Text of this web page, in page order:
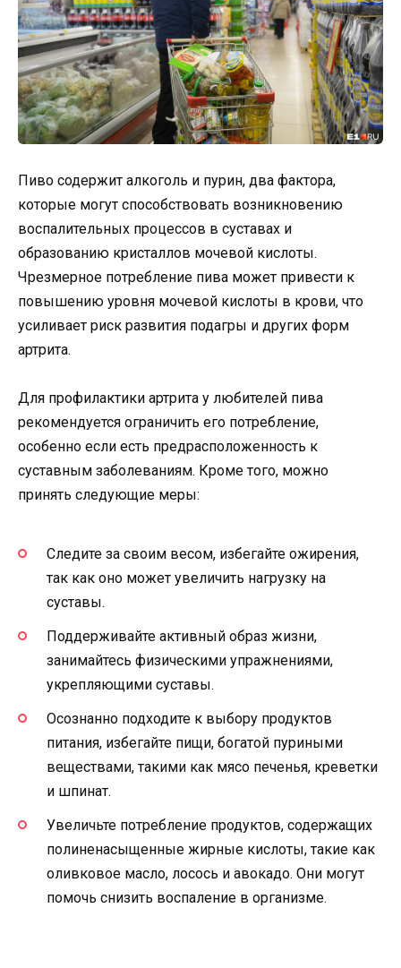
Пиво содержит алкоголь и пурин, два фактора,
которые могут способствовать возникновению
воспалительных процессов в суставах и
образованию кристаллов мочевой кислоты.
Чрезмерное потребление пива может привести к
повышению уровня мочевой кислоты в крови, что
усиливает риск развития подагры и других форм
артрита.
Для профилактики артрита у любителей пива
рекомендуется ограничить его потребление,
особенно если есть предрасположенность к
суставным заболеваниям. Кроме того, можно
принять следующие меры:
Следите за своим весом, избегайте ожирения,
так как оно может увеличить нагрузку на
суставы.
Поддерживайте активный образ жизни,
занимайтесь физическими упражнениями,
укрепляющими суставы.
Осознанно подходите к выбору продуктов
питания, избегайте пищи, богатой пуриными
веществами, такими как мясо печенья, креветки
и шпинат.
Увеличьте потребление продуктов, содержащих
полиненасыщенные жирные кислоты, такие как
оливковое масло, лосось и авокадо. Они могут
помочь снизить воспаление в организме.